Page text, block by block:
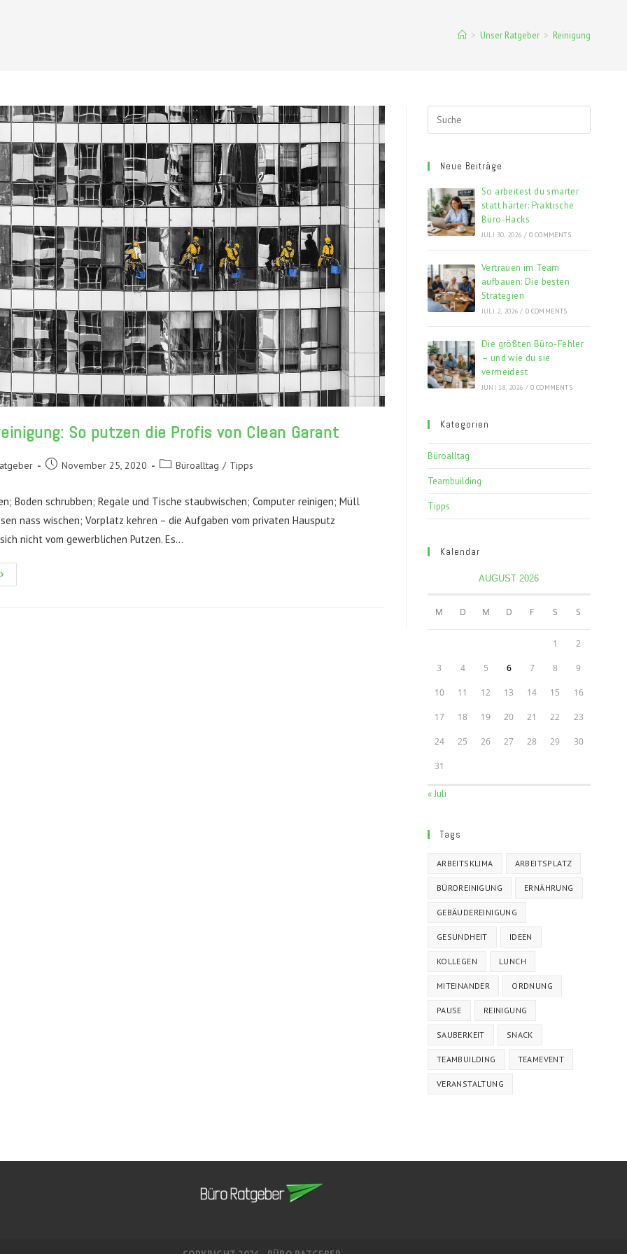
> Unser Ratgeber > Reinigung
So putzen die Profis von Clean Garant
BeitragNovember 25, 2020
Beitrags-
Büroalltag / Tipps
Boden schrubben; Regale und Tische staubwischen; Computer reinigen; Müll
nass wischen; Vorplatz kehren – die Aufgaben vom privaten Hausputz
nicht vom gewerblichen Putzen. Es…
Neue Beiträge
So arbeitest du smarter
statt härter: Praktische
Büro-Hacks
JULI 30, 2026 / 0 COMMENTS
Vertrauen im Team
aufbauen: Die besten
Strategien
JULI 2, 2026 / 0 COMMENTS
Die größten Büro-Fehler
– und wie du sie
vermeidest
JUNI 18, 2026 / 0 COMMENTS
Kategorien
Büroalltag
Teambuilding
Tipps
Kalendar
AUGUST 2026
M D M D F S S
1 2
3 4 5 6 7 8 9
10 11 12 13 14 15 16
17 18 19 20 21 22 23
24 25 26 27 28 29 30
31
« Juli
Tags
ARBEITSKLIMA ARBEITSPLATZ
BÜROREINIGUNG ERNÄHRUNG
GEBÄUDEREINIGUNG
GESUNDHEIT IDEEN
KOLLEGEN LUNCH
MITEINANDER ORDNUNG
PAUSE REINIGUNG
SAUBERKEIT SNACK
TEAMBUILDING TEAMEVENT
VERANSTALTUNG